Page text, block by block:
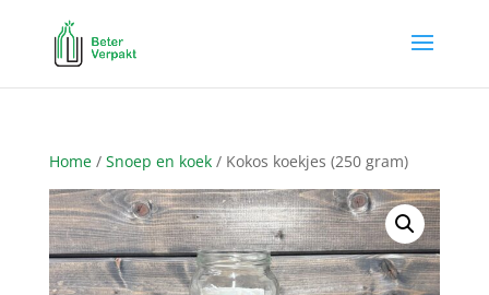
Home/ Snoep en koek/ Kokos koekjes (250 gram)